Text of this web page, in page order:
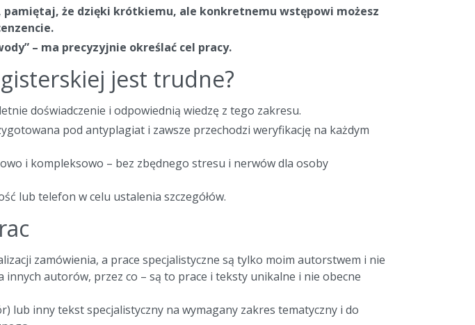
pamiętaj, że dzięki krótkiemu, ale konkretnemu wstępowi możesz
– ma precyzyjnie określać cel pracy.
jest trudne?
doświadczenie i odpowiednią wiedzę z tego zakresu.
pod antyplagiat i zawsze przechodzi weryfikację na każdym
i kompleksowo – bez zbędnego stresu i nerwów dla osoby
lub telefon w celu ustalenia szczegółów.
zamówienia, a prace specjalistyczne są tylko moim autorstwem i nie
autorów, przez co – są to prace i teksty unikalne i nie obecne
lub inny tekst specjalistyczny na wymagany zakres tematyczny i do